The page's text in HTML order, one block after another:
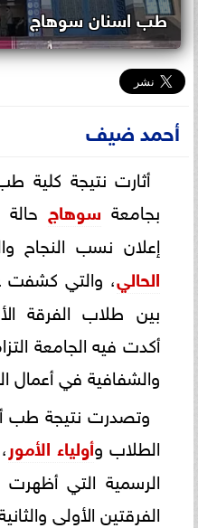
طب اسنان سوهاج
أحمد ضيف
أثارت نتيجة كلية
بجامعة سوهاج
إعلان نسب النجاح
الحالي، والتي كشفت
بين طلاب الفرقة
أكدت فيه الجامعة
والشفافية في أعمال
وتصدرت نتيجة طب
الطلاب وأولياء الأمور
الرسمية التي أظهرت
الفرقتين الأولى